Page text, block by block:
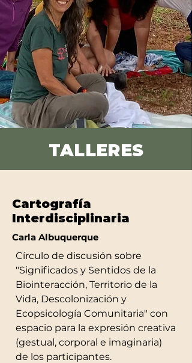
TALLERES
Cartografía
Interdisciplinaria
Carla Albuquerque
Círculo de discusión sobre
"Significados y Sentidos de la
Biointeracción, Territorio de la
Vida, Descolonización y
Ecopsicología Comunitaria" con
espacio para la expresión creativa
(gestual, corporal e imaginaria)
de los participantes.